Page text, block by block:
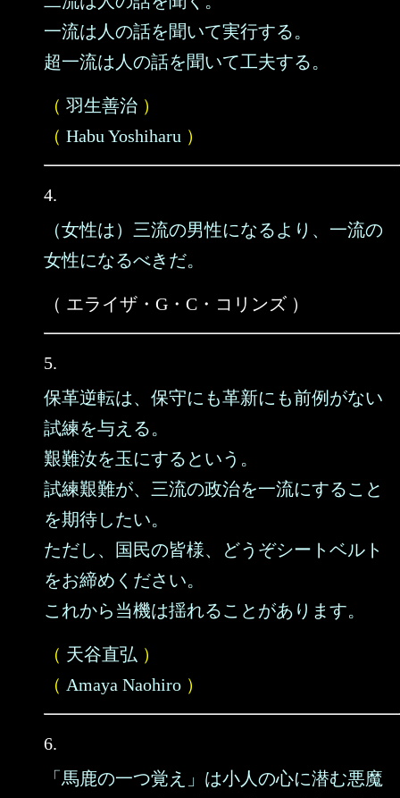
一流は人の話を聞いて実行する。
超一流は人の話を聞いて工夫する。
（ 羽生善治 ）
（ Habu Yoshiharu ）
4.
（女性は）三流の男性になるより、一流の
女性になるべきだ。
（ エライザ・G・C・コリンズ ）
5.
保革逆転は、保守にも革新にも前例がない
試練を与える。
艱難汝を玉にするという。
試練艱難が、三流の政治を一流にすること
を期待したい。
ただし、国民の皆様、どうぞシートベルト
をお締めください。
これから当機は揺れることがあります。
（ 天谷直弘 ）
（ Amaya Naohiro ）
6.
「馬鹿の一つ覚え」は小人の心に潜む悪魔